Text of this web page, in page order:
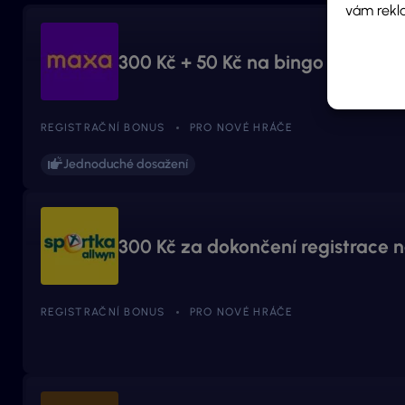
vám
300 Kč + 50 Kč na bingo za
REGISTRAČNÍ BONUS PRO NOVÉ HRÁČE
Jednoduché dosažení
300 Kč za dokončení registrace
REGISTRAČNÍ BONUS PRO NOVÉ HRÁČE